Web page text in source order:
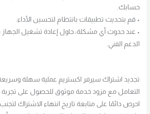
حسابك.
• قم بتحديث تطبيقات بانتظام لتحسين الأداء.
• عند حدوث أي مشكلة، حاول إعادة تشغيل
الدعم الفني.
تجديد اشتراك سيرفر اكستريم عملية سهلة
التعامل مع مزود خدمة موثوق للحصول على
احرص دائمًا على متابعة تاريخ انتهاء الاشتراك